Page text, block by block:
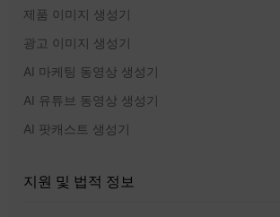
제품 이미지 생성기
광고 이미지 생성기
AI 마케팅 동영상 생성기
AI 유튜브 동영상 생성기
AI 팟캐스트 생성기
지원 및 법적 정보